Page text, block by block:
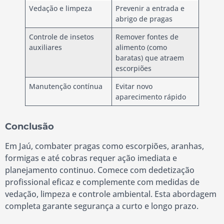
Vedação e limpeza
Prevenir a entrada e
abrigo de pragas
Controle de insetos
auxiliares
Remover fontes de
alimento (como
baratas) que atraem
escorpiões
Manutenção contínua
Evitar novo
aparecimento rápido
Conclusão
Em Jaú, combater pragas como escorpiões, aranhas,
formigas e até cobras requer ação imediata e
planejamento continuo. Comece com dedetização
profissional eficaz e complemente com medidas de
vedação, limpeza e controle ambiental. Esta abordagem
completa garante segurança a curto e longo prazo.